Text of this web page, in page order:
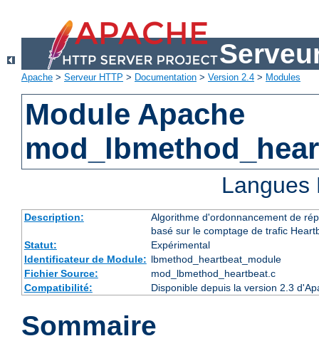
Apache > Serveur HTTP > Documentation > Version 2.4 > Modules
Module Apache
Description:
Algorithme d'ordonnancement de
basé sur le comptage de trafic
Statut:
Expérimental
Identificateur de Module: lbmethod_heartbeat_module
Fichier Source:
mod_lbmethod_heartbeat.c
Compatibilité:
Disponible depuis la version 2.3
Sommaire